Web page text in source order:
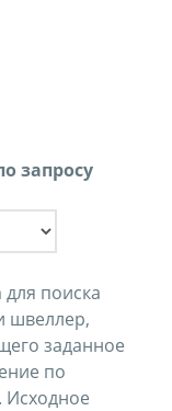
запросу
поиска
швеллер,
заданное
по
Исходное